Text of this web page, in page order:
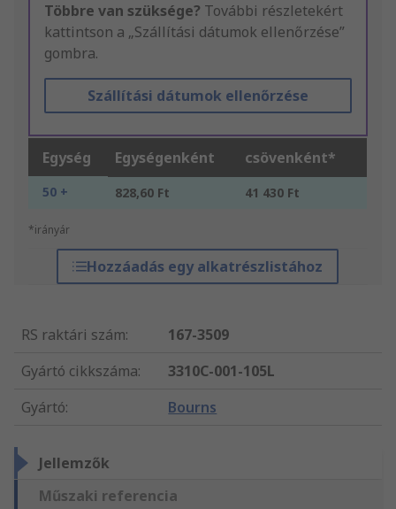
Többre van szüksége? További részletekért
kattintson a „Szállítási dátumok ellenőrzése”
gombra.
Szállítási dátumok ellenőrzése
Egység Egységenként csövenként*
50 + 828,60 Ft 41 430 Ft
*irányár
Hozzáadás egy alkatrészlistához
RS raktári szám:
167-3509
Gyártó cikkszáma:
3310C-001-105L
Gyártó: Bourns
Jellemzők
Műszaki referencia